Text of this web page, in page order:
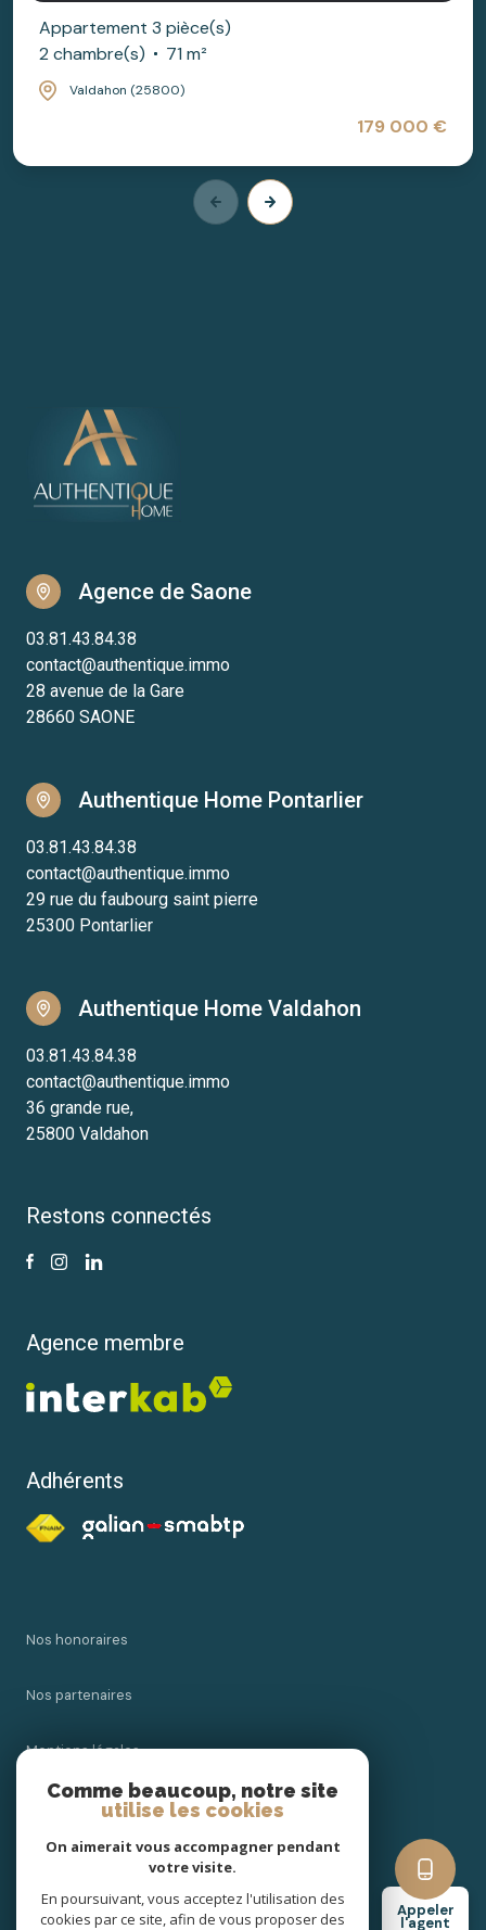
Appeler
l'agent
Appartement 3 pièce(s)
2 chambre(s)
71 m²
Valdahon (25800)
179 000 €
Agence de Saone
03.81.43.84.38
contact@authentique.immo
28 avenue de la Gare
28660 SAONE
Authentique Home Pontarlier
03.81.43.84.38
contact@authentique.immo
29 rue du faubourg saint pierre
25300 Pontarlier
Authentique Home Valdahon
03.81.43.84.38
contact@authentique.immo
36 grande rue,
25800 Valdahon
Restons connectés
Agence membre
Adhérents
Nos honoraires
Nos partenaires
Mentions légales
Cookies
Comme beaucoup, notre site
utilise les cookies
On aimerait vous accompagner pendant
votre visite.
En poursuivant, vous acceptez l'utilisation des
cookies par ce site, afin de vous proposer des